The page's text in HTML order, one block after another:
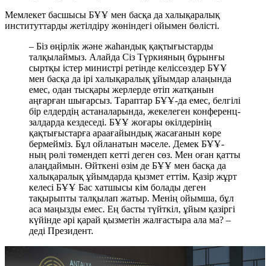
Мемлекет басшысы БҰҰ мен басқа да халықаралық
институттарды жетілдіру жөніндегі ойымен бөлісті.
– Біз өңірлік және жаһандық қақтығыстарды
талқылаймыз. Алайда Сіз Түркияның бұрынғы
сыртқы істер министрі ретінде келіссөздер БҰҰ
мен басқа да ірі халықаралық ұйымдар алаңында
емес, одан тысқары жерлерде өтіп жатқанын
аңғарған шығарсыз. Тараптар БҰҰ-да емес, белгілі
бір елдердің астаналарында, жекелеген конференц-
залдарда кездеседі. БҰҰ жоғары өкілдерінің
қақтығыстарға араағайындық жасағанын көре
бермейміз. Бұл ойланатын мәселе. Демек БҰҰ-
ның рөлі төмендеп кетті деген сөз. Мен оған қатты
алаңдаймын. Өйткені өзім де БҰҰ мен басқа да
халықаралық ұйымдарда қызмет еттім. Қазір жұрт
келесі БҰҰ Бас хатшысы кім болады деген
тақырыпты талқылап жатыр. Менің ойымша, бұл
аса маңызды емес. Ең басты түйткіл, ұйым қазіргі
күйінде әрі қарай қызметін жалғастыра ала ма? –
деді Президент.